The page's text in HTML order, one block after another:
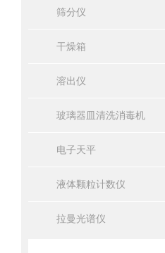
筛分仪
干燥箱
溶出仪
玻璃器皿清洗消毒机
电子天平
液体颗粒计数仪
拉曼光谱仪